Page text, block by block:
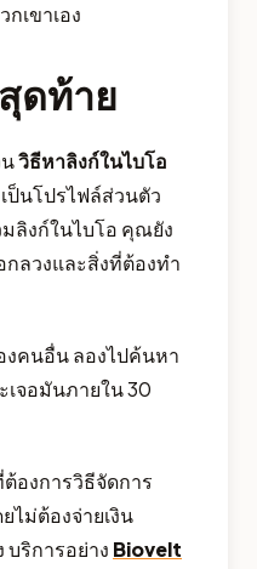
เขาเอง
ดท้าย
วิธีหาลิงก์ในไบโอ
ป็นโปรไฟล์ส่วนตัว
มลิงก์ในไบโอ คุณยัง
กลวงและสิ่งที่ต้องทำ
คนอื่น ลองไปค้นหา
จอมันภายใน 30
องการวิธีจัดการ
ไม่ต้องจ่ายเงิน
บริการอย่าง Biovelt